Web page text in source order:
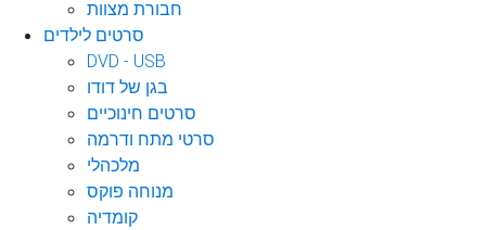
חבורת מצוות
סרטים לילדים
DVD - USB
בגן של דודו
סרטים חינוכיים
סרטי מתח ודרמה
מלכהלי
מנוחה פוקס
קומדיה